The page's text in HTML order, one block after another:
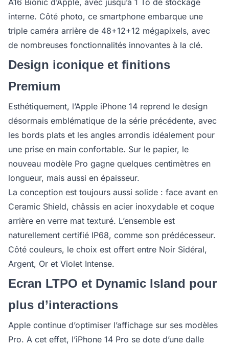
A16 Bionic d’Apple, avec jusqu’à 1 To de stockage
interne. Côté photo, ce smartphone embarque une
triple caméra arrière de 48+12+12 mégapixels, avec
de nombreuses fonctionnalités innovantes à la clé.
Design iconique et finitions
Premium
Esthétiquement, l’Apple iPhone 14 reprend le design
désormais emblématique de la série précédente, avec
les bords plats et les angles arrondis idéalement pour
une prise en main confortable. Sur le papier, le
nouveau modèle Pro gagne quelques centimètres en
longueur, mais aussi en épaisseur.
La conception est toujours aussi solide : face avant en
Ceramic Shield, châssis en acier inoxydable et coque
arrière en verre mat texturé. L’ensemble est
naturellement certifié IP68, comme son prédécesseur.
Côté couleurs, le choix est offert entre Noir Sidéral,
Argent, Or et Violet Intense.
Ecran LTPO et Dynamic Island pour
plus d’interactions
Apple continue d’optimiser l’affichage sur ses modèles
Pro. A cet effet, l’iPhone 14 Pro se dote d’une dalle